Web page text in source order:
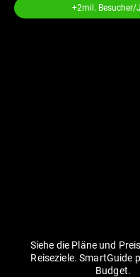
+2mil. Besucher/
Siehe die Pläne und
Reiseziele. SmartGuide
Budget.